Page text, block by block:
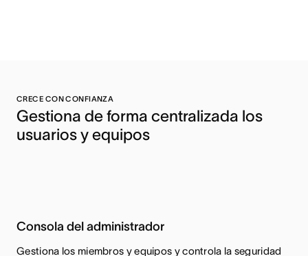
CRECE CON CONFIANZA
Gestiona de forma centralizada los
usuarios y equipos
Consola del administrador
Gestiona los miembros y equipos y controla la seguridad